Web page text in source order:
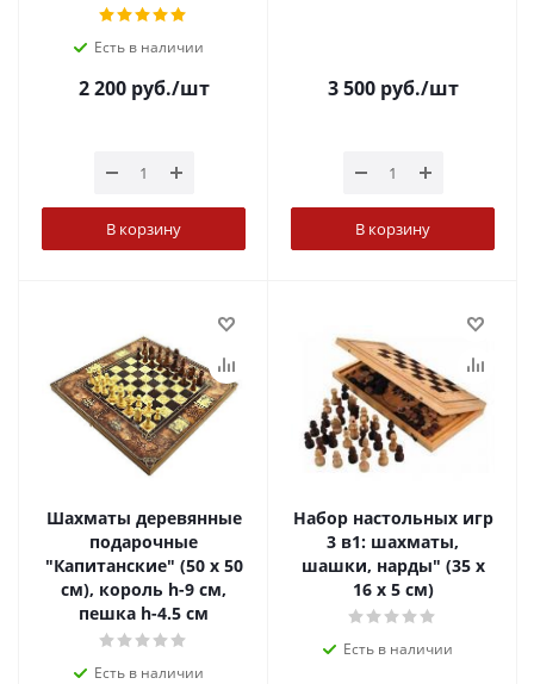
Есть в наличии
2 200руб./шт
В корзину
3 500руб./шт
В корзину
Шахматы деревянные
подарочные
"Капитанские" (50 х 50
см), король h-9 см,
пешка h-4.5 см
Есть в наличии
Набор настольных игр
3 в1: шахматы,
шашки, нарды" (35 х
16 х 5 см)
Есть в наличии